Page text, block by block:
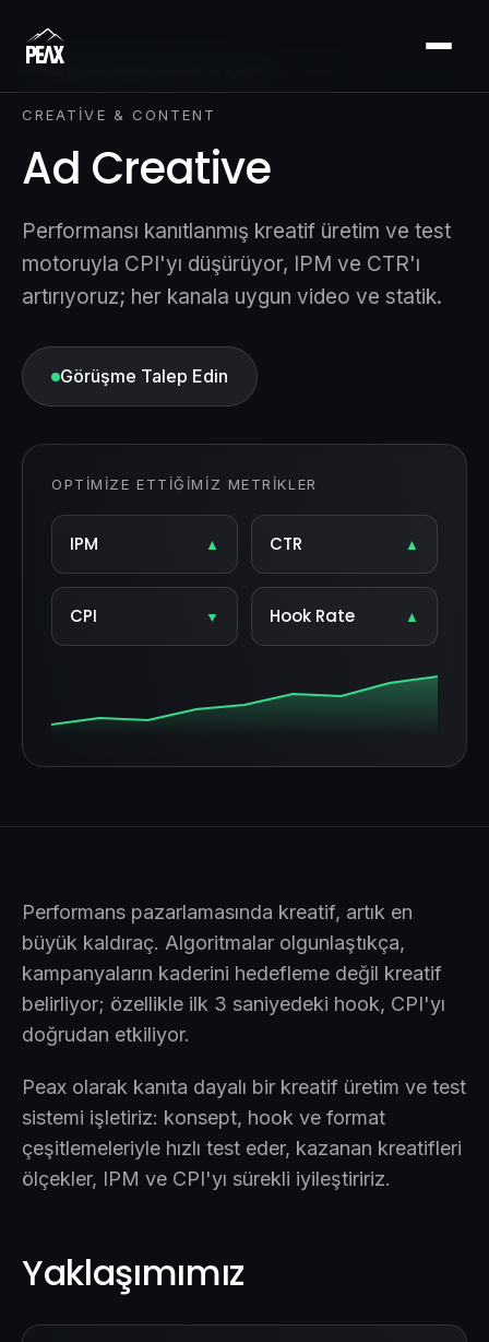
CREATIVE & CONTENT
Ad Creative
Performansı kanıtlanmış kreatif üretim ve test
motoruyla CPI'yı düşürüyor, IPM ve CTR'ı
artırıyoruz; her kanala uygun video ve statik.
Görüşme Talep Edin
OPTIMIZE ETTIĞIMIZ METRIKLER
IPM ▲ CTR ▲
CPI ▼ Hook Rate ▲
Performans pazarlamasında kreatif, artık en
büyük kaldıraç. Algoritmalar olgunlaştıkça,
kampanyaların kaderini hedefleme değil kreatif
belirliyor; özellikle ilk 3 saniyedeki hook, CPI'yı
doğrudan etkiliyor.
Peax olarak kanıta dayalı bir kreatif üretim ve test
sistemi işletiriz: konsept, hook ve format
çeşitlemeleriyle hızlı test eder, kazanan kreatifleri
ölçekler, IPM ve CPI'yı sürekli iyileştiririz.
Yaklaşımımız